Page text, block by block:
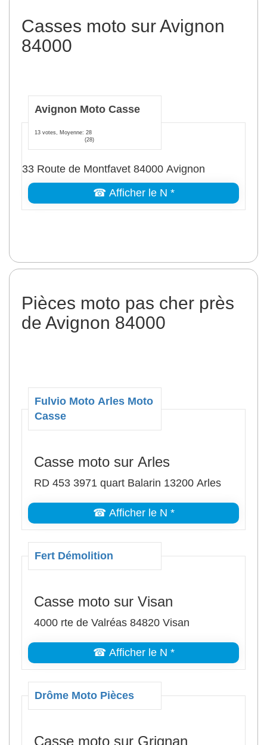
Casses moto sur Avignon
84000
Avignon Moto Casse
13 votes, Moyenne: 28
(28)
33 Route de Montfavet 84000 Avignon
☎ Afficher le N *
Pièces moto pas cher près
de Avignon 84000
Fulvio Moto Arles Moto
Casse
Casse moto sur Arles
RD 453 3971 quart Balarin 13200 Arles
☎ Afficher le N *
Fert Démolition
Casse moto sur Visan
4000 rte de Valréas 84820 Visan
☎ Afficher le N *
Drôme Moto Pièces
Casse moto sur Grignan